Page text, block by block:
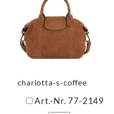
charlotta-s-coffee
Art.-Nr. 77-2149